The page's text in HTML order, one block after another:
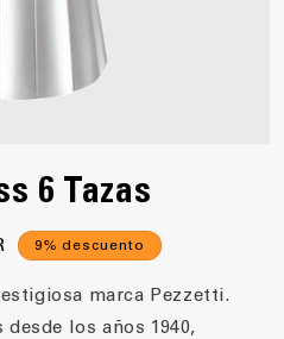
6 Tazas
9% descuento
marca Pezzetti.
los años 1940,